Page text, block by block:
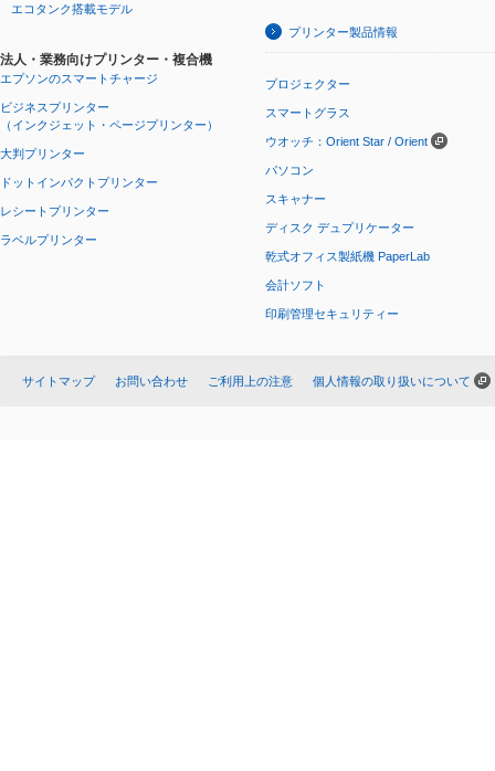
エコタンク搭載モデル
法人・業務向けプリンター・複合機
エプソンのスマートチャージ
ビジネスプリンター
（インクジェット・ページプリンター）
大判プリンター
ドットインパクトプリンター
レシートプリンター
ラベルプリンター
プリンター製品情報
プロジェクター
スマートグラス
ウオッチ：Orient Star / Orient
パソコン
スキャナー
ディスク デュプリケーター
乾式オフィス製紙機 PaperLab
会計ソフト
印刷管理セキュリティー
サイトマップ お問い合わせ ご利用上の注意 個人情報の取り扱いについて